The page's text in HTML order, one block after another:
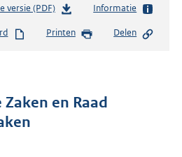
versie (PDF)b
s
s
Informatie
Printen Delen
Zaken en Raad